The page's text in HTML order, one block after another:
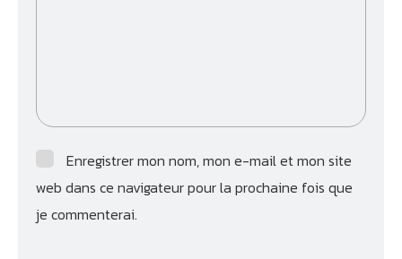
Enregistrer mon nom, mon e-mail et mon site
web dans ce navigateur pour la prochaine fois que
je commenterai.